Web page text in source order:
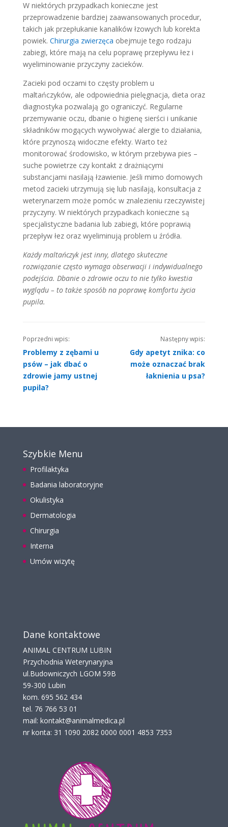
W niektórych przypadkach konieczne jest
przeprowadzenie bardziej zaawansowanych procedur,
takich jak przepłukanie kanalików łzowych lub korekta
powiek. Chirurgia zwierzęca obejmuje tego rodzaju
zabiegi, które mają na celu poprawę przepływu łez i
wyeliminowanie przyczyny zacieków.
Zacieki pod oczami to częsty problem u
maltańczyków, ale odpowiednia pielęgnacja, dieta oraz
diagnostyka pozwalają go ograniczyć. Regularne
przemywanie oczu, dbanie o higienę sierści i unikanie
składników mogących wywoływać alergie to działania,
które przynoszą widoczne efekty. Warto też
monitorować środowisko, w którym przebywa pies –
suche powietrze czy kontakt z drażniącymi
substancjami nasilają łzawienie. Jeśli mimo domowych
metod zacieki utrzymują się lub nasilają, konsultacja z
weterynarzem może pomóc w znalezieniu rzeczywistej
przyczyny. W niektórych przypadkach konieczne są
specjalistyczne badania lub zabiegi, które poprawią
przepływ łez oraz wyeliminują problem u źródła.
Każdy maltańczyk jest inny, dlatego skuteczne
rozwiązanie często wymaga obserwacji i indywidualnego
podejścia. Dbanie o zdrowie oczu to nie tylko kwestia
wyglądu – to także sposób na poprawę komfortu życia
pupila.
Nawigacja
po
wpisach
Poprzedni wpis:
Problemy z zębami u
psów – jak dbać o
zdrowie jamy ustnej
pupila?
Następny wpis:
Gdy apetyt znika: co
może oznaczać brak
łaknienia u psa?
Szybkie Menu
Profilaktyka
Badania laboratoryjne
Okulistyka
Dermatologia
Chirurgia
Interna
Umów wizytę
Dane kontaktowe
ANIMAL CENTRUM LUBIN
Przychodnia Weterynaryjna
ul.Budowniczych LGOM 59B
59-300 Lubin
kom. 695 562 434
tel. 76 766 53 01
mail: kontakt@animalmedica.pl
nr konta: 31 1090 2082 0000 0001 4853 7353